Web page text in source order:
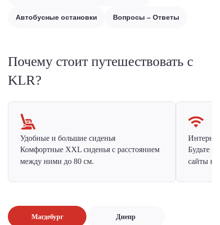
Автобусные остановки Вопросы – Ответы
Почему стоит путешествовать с
KLR?
Удобные и большие сиденья
Комфортные XXL сиденья с расстоянием
между ними до 80 см.
Будьте
сайты на
Магдебург Днепр